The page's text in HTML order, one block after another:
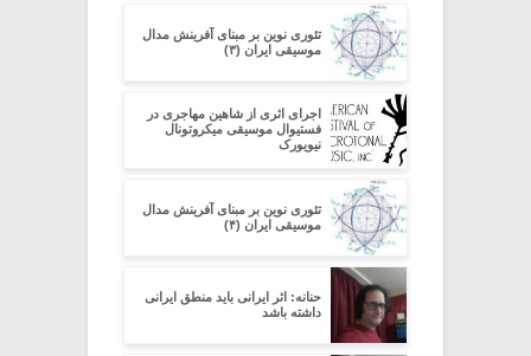
تئوری نوین بر مبنای آفرینش مدال
موسیقی ایران (۳)
اجرای اثری از شاهین مهاجری در
فستیوال موسیقی میکروتونال
نیویورک
تئوری نوین بر مبنای آفرینش مدال
موسیقی ایران (۴)
حنانه: اثر ایرانی باید منطق ایرانی
داشته باشد